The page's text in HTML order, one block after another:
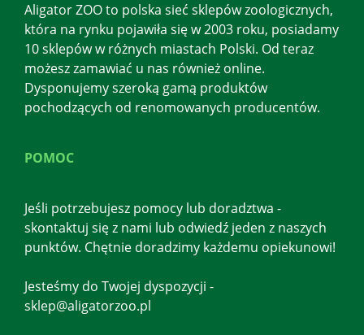
Aligator ZOO to polska sieć sklepów zoologicznych,
która na rynku pojawiła się w 2003 roku, posiadamy
10 sklepów w różnych miastach Polski. Od teraz
możesz zamawiać u nas również online.
Dysponujemy szeroką gamą produktów
pochodzących od renomowanych producentów.
POMOC
Jeśli potrzebujesz pomocy lub doradztwa -
skontaktuj się z nami lub odwiedź jeden z naszych
punktów. Chętnie doradzimy każdemu opiekunowi!
Jesteśmy do Twojej dyspozycji -
sklep@aligatorzoo.pl